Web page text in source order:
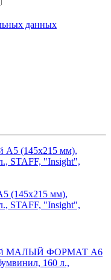
данных
(145х215 мм),
STAFF, "Insight",